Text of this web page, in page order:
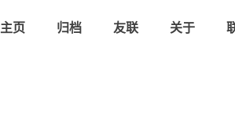
主页 归档 友联 关于